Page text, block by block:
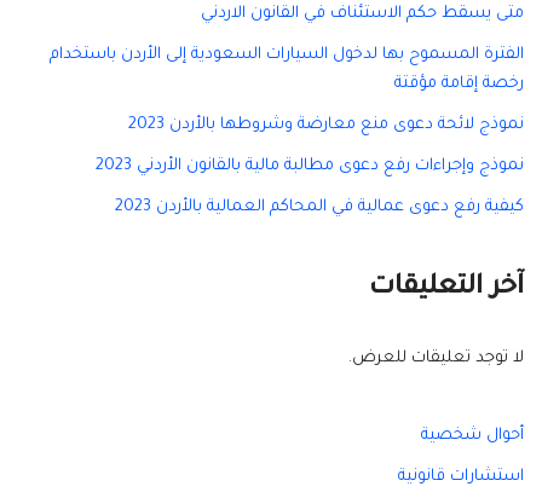
متى يسقط حكم الاستئناف في القانون الاردني
الفترة المسموح بها لدخول السيارات السعودية إلى الأردن باستخدام
رخصة إقامة مؤقتة
نموذج لائحة دعوى منع معارضة وشروطها بالأردن 2023
نموذج وإجراءات رفع دعوى مطالبة مالية بالقانون الأردني 2023
كيفية رفع دعوى عمالية في المحاكم العمالية بالأردن 2023
آخر التعليقات
لا توجد تعليقات للعرض.
أحوال شخصية
استشارات قانونية